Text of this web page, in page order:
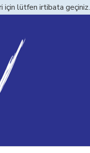
için lütfen irtibata geçiniz.